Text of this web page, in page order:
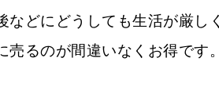
などにどうしても生活が厳し
売るのが間違いなくお得です。